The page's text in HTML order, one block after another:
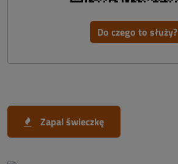
Do czego to służy?
Zapal świeczkę